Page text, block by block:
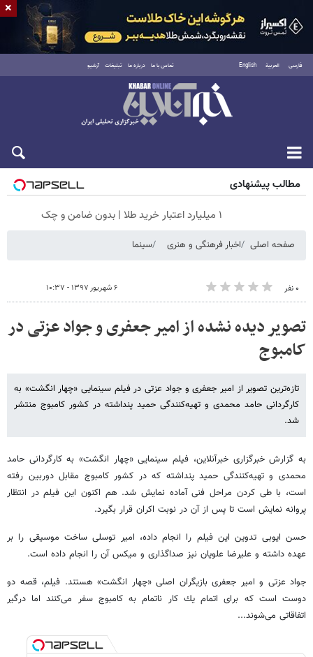
فارسی العربية English تماس با ما درباره ما تبلیغات آرشیو
جمعه ۱۶ مرداد ۱۴۰۵
مطالب پیشنهادی
۱ میلیارد اعتبار خرید طلا | بدون ضامن و چک
صفحه اصلی اخبار فرهنگی و هنری سینما
۰ نفر ۶ شهریور ۱۳۹۷ - ۱۰:۳۷
تصویر دیده نشده از امیر جعفری و جواد عزتی در
کامبوج
تازه‌ترین تصویر از امیر جعفری و جواد عزتی در فیلم سینمایی «چهار انگشت» به
کارگردانی حامد محمدی و تهیه‌کنندگی حمید پنداشته در کشور کامبوج منتشر
شد.
به گزارش خبرگزاری خبرآنلاین، فيلم سينمايى «چهار انگشت» به كارگردانى حامد
محمدى و تهيه‌كنندگى حميد پنداشته كه در كشور كامبوج مقابل دوربين رفته
است، با طى كردن مراحل فنى آماده نمايش شد. هم اكنون اين فيلم در انتظار
پروانه نمايش است تا پس از آن در نوبت اكران قرار بگیرد.
حسن ايوبى تدوين اين فيلم را انجام داده، امير توسلى ساخت موسيقى را بر
عهده داشته و علیرضا علويان نیز صداگذارى و ميكس آن را انجام داده است.
جواد عزتى و امير جعفرى بازيگران اصلى «چهار انگشت» هستند. فيلم، قصه دو
دوست است كه براى اتمام يك كار ناتمام به كامبوج سفر می‌كنند اما درگير
اتفاقاتى می‌شوند...
×